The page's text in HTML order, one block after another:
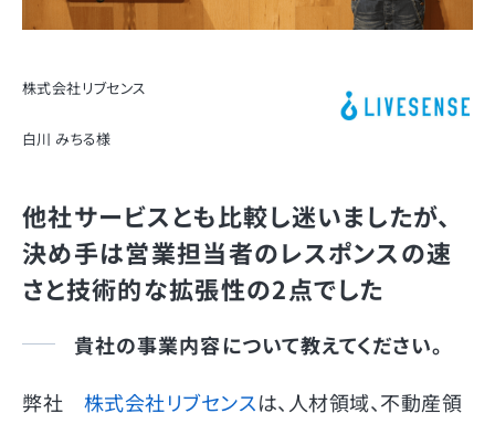
株式会社リブセンス
白川 みちる様
他社サービスとも比較し迷いましたが、
決め手は営業担当者のレスポンスの速
さと技術的な拡張性の2点でした
貴社の事業内容について教えてください。
弊社 株式会社リブセンスは、人材領域、不動産領